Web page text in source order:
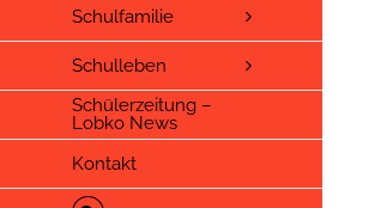
Schulfamilie
Schulleben
Schülerzeitung –
Lobko News
Kontakt